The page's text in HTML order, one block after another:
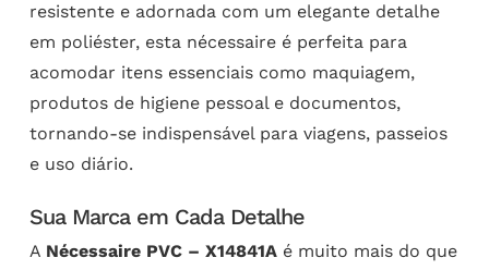
resistente e adornada com um elegante detalhe
em poliéster, esta nécessaire é perfeita para
acomodar itens essenciais como maquiagem,
produtos de higiene pessoal e documentos,
tornando-se indispensável para viagens, passeios
e uso diário.
Sua Marca em Cada Detalhe
A Nécessaire PVC – X14841Aé muito mais do que